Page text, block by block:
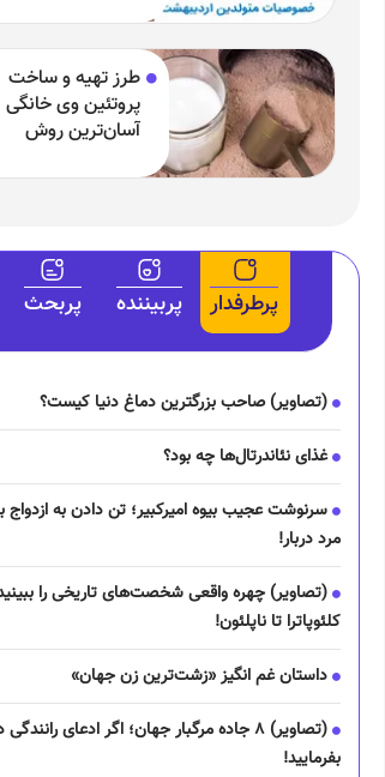
و بارزترین
اردیبهشتی‌ها
طرز تهیه و ساخت
پروتئین وی خانگی
آسان‌ترین روش
پرطرفدار پربیننده پربحث
(تصاویر) صاحب بزرگترین دماغ دنیا کیست؟
غذای نئاندرتال‌ها چه بود؟
سرنوشت عجیب بیوه امیرکبیر؛ تن دادن به ازدواج
مرد دربار!
(تصاویر) چهره واقعی شخصت‌های تاریخی را
کلئوپاترا تا ناپلئون!
داستان غم انگیز «زشت‌ترین زن جهان»
(تصاویر) ۸ جاده مرگبار جهان؛ اگر ادعای
بفرمایید!